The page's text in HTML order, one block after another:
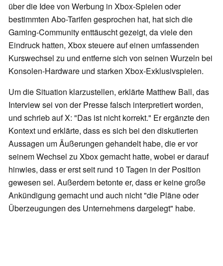
über die Idee von Werbung in Xbox-Spielen oder
bestimmten Abo-Tarifen gesprochen hat, hat sich die
Gaming-Community enttäuscht gezeigt, da viele den
Eindruck hatten, Xbox steuere auf einen umfassenden
Kurswechsel zu und entferne sich von seinen Wurzeln bei
Konsolen-Hardware und starken Xbox-Exklusivspielen.
Um die Situation klarzustellen, erklärte Matthew Ball, das
Interview sei von der Presse falsch interpretiert worden,
und schrieb auf X: "Das ist nicht korrekt." Er ergänzte den
Kontext und erklärte, dass es sich bei den diskutierten
Aussagen um Äußerungen gehandelt habe, die er vor
seinem Wechsel zu Xbox gemacht hatte, wobei er darauf
hinwies, dass er erst seit rund 10 Tagen in der Position
gewesen sei. Außerdem betonte er, dass er keine große
Ankündigung gemacht und auch nicht "die Pläne oder
Überzeugungen des Unternehmens dargelegt" habe.